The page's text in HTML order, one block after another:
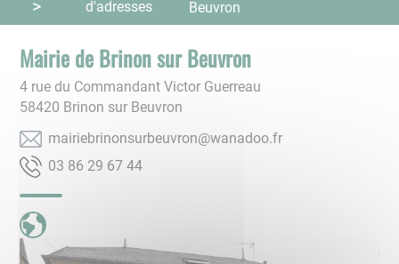
d'adresses
Beuvron
Mairie de Brinon sur Beuvron
4 rue du Commandant Victor Guerreau
58420 Brinon sur Beuvron
rf.oodanaw@norvuebrusnonirbeiriam
44 76 92 68 30